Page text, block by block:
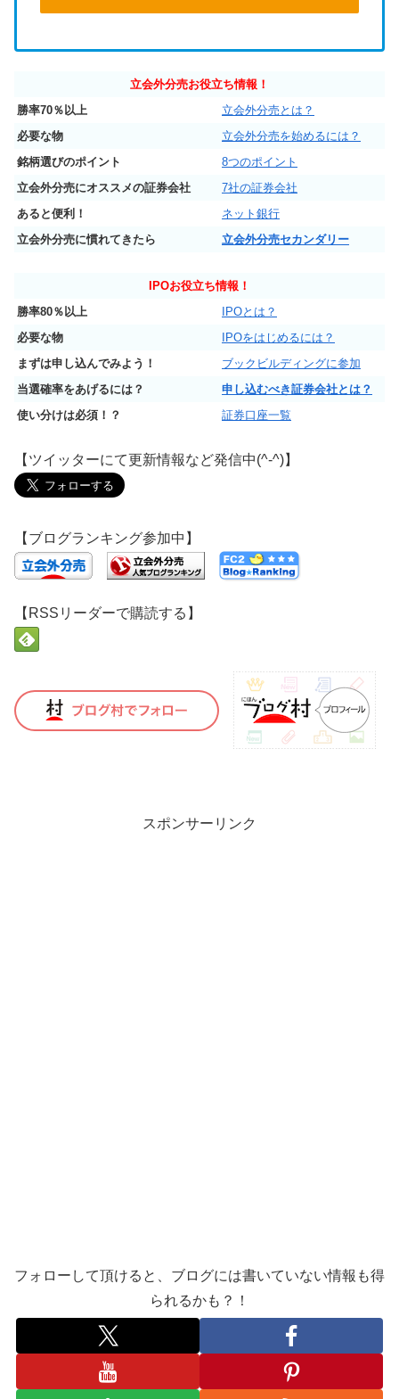
立会外分売お役立ち情報！
勝率70％以上
立会外分売とは？
必要な物
立会外分売を始めるには？
銘柄選びのポイント
8つのポイント
立会外分売にオススメの証券会社
7社の証券会社
あると便利！
ネット銀行
立会外分売に慣れてきたら
立会外分売セカンダリー
IPOお役立ち情報！
勝率80％以上
IPOとは？
必要な物
IPOをはじめるには？
まずは申し込んでみよう！
ブックビルディングに参加
当選確率をあげるには？
申し込むべき証券会社とは？
使い分けは必須！？
証券口座一覧
【ツイッターにて更新情報など発信中(^-^)】
【ブログランキング参加中】
【RSSリーダーで購読する】
スポンサーリンク
フォローして頂けると、ブログには書いていない情報も得
られるかも？！